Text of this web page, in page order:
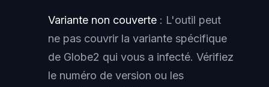
Variante non couverte : L'outil peut
ne pas couvrir la variante spécifique
de Globe2 qui vous a infecté. Vérifiez
le numéro de version ou les